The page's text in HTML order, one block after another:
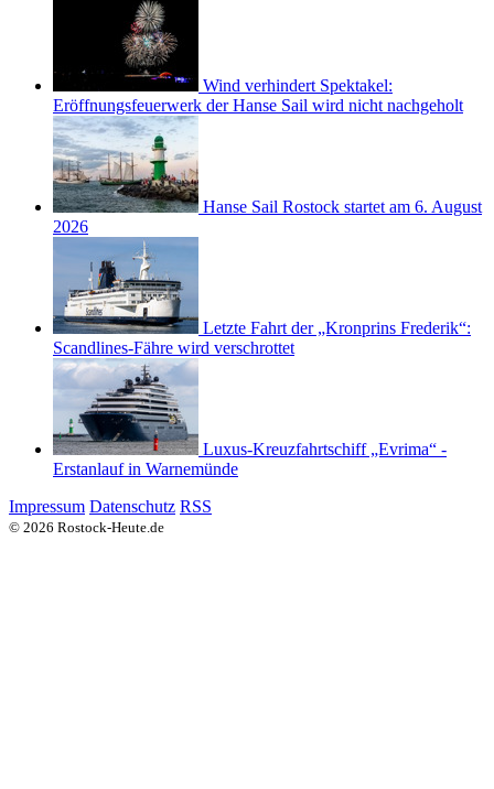
Wind verhindert Spektakel:
Eröffnungsfeuerwerk der Hanse Sail wird nicht nachgeholt
Hanse Sail Rostock startet am 6. August
2026
Letzte Fahrt der „Kronprins Frederik“:
Scandlines-Fähre wird verschrottet
Luxus-Kreuzfahrtschiff „Evrima“ -
Erstanlauf in Warnemünde
Impressum Datenschutz RSS
© 2026 Rostock-Heute.de